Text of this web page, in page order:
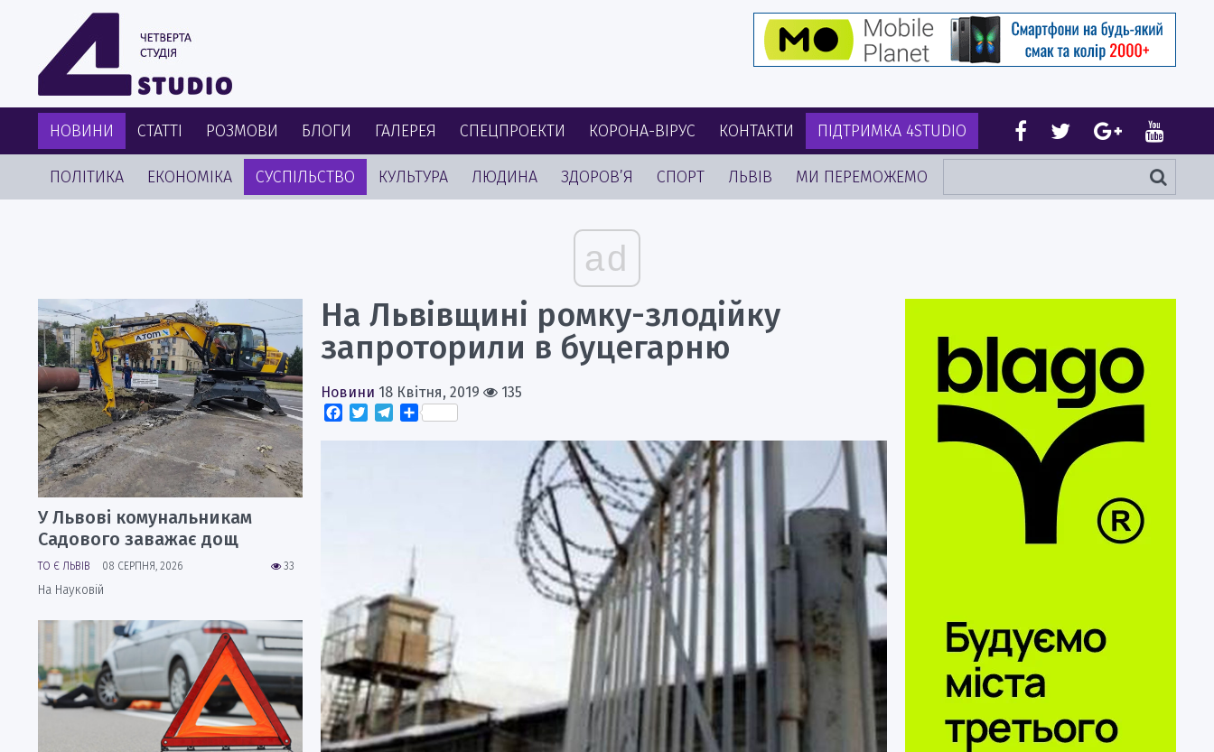
НОВИНИ СТАТТІ РОЗМОВИ БЛОГИ ГАЛЕРЕЯ СПЕЦПРОЕКТИ КОРОНА-ВІРУС КОНТАКТИ ПІДТРИМКА 4STUDIO
ПОЛІТИКА ЕКОНОМІКА СУСПІЛЬСТВО КУЛЬТУРА ЛЮДИНА ЗДОРОВ’Я СПОРТ ЛЬВІВ МИ ПЕРЕМОЖЕМО
ad
На Львівщині ромку-злодійку
запроторили в буцегарню
Новини 18 Квітня, 2019
135
Facebook
TwitterTelegram
Поділитися
У Львові комунальникам
Садового заважає дощ
33
ТО Є ЛЬВІВ 08 СЕРПНЯ, 2026
На Науковій